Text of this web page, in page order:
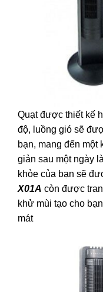
Quạt được thiết kế
độ, luồng gió sẽ
bạn, mang đến một
giản sau một ngày
khỏe của bạn sẽ
X01A còn được
khử mùi tạo cho
mát